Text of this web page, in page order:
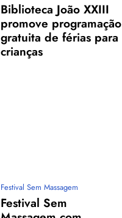
Biblioteca João XXIII
promove programação
gratuita de férias para
crianças
Festival Sem Massagem
Festival Sem